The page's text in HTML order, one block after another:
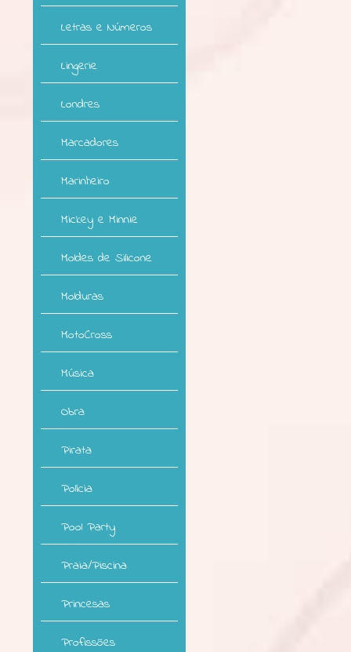
Letras e Números
Lingerie
Londres
Marcadores
Marinheiro
Mickey e Minnie
Moldes de Silicone
Molduras
MotoCross
Música
Obra
Pirata
Polícia
Pool Party
Praia/Piscina
Princesas
Profissões